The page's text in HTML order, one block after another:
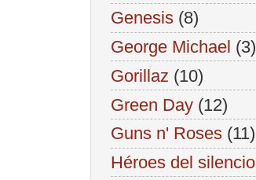
Genesis (8)
George Michael (3)
Gorillaz (10)
Green Day (12)
Guns n' Roses (11)
Héroes del silencio